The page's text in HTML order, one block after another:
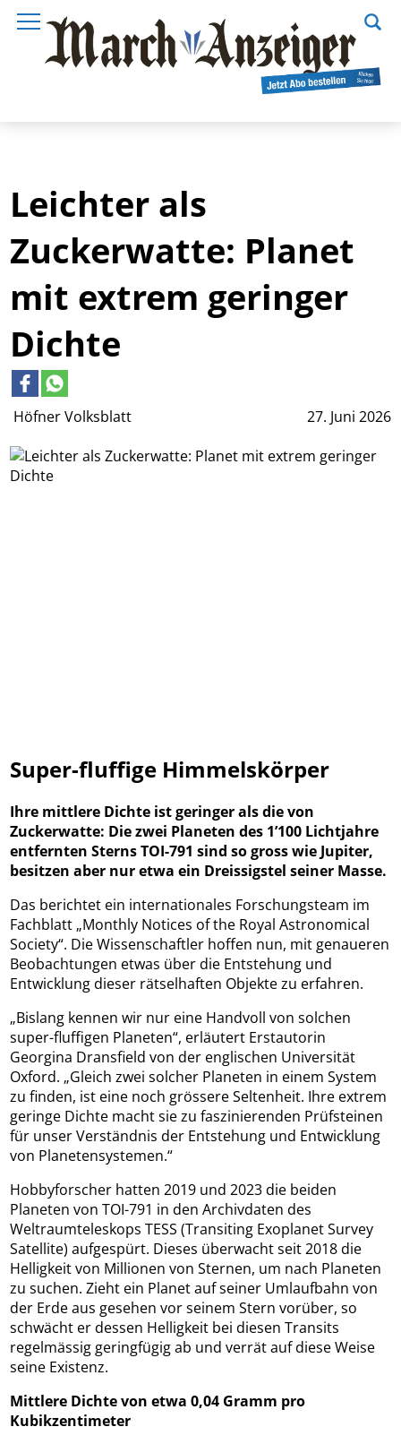
Höfner Volksblatt 27. Juni 2026
Leichter als
Zuckerwatte: Planet
mit extrem geringer
Dichte
Super-fluffige Himmelskörper
Ihre mittlere Dichte ist geringer als die von
Zuckerwatte: Die zwei Planeten des 1’100 Lichtjahre
entfernten Sterns TOI-791 sind so gross wie Jupiter,
besitzen aber nur etwa ein Dreissigstel seiner Masse.
Das berichtet ein internationales Forschungsteam im
Fachblatt „Monthly Notices of the Royal Astronomical
Society“. Die Wissenschaftler hoffen nun, mit genaueren
Beobachtungen etwas über die Entstehung und
Entwicklung dieser rätselhaften Objekte zu erfahren.
„Bislang kennen wir nur eine Handvoll von solchen
super-fluffigen Planeten“, erläutert Erstautorin
Georgina Dransfield von der englischen Universität
Oxford. „Gleich zwei solcher Planeten in einem System
zu finden, ist eine noch grössere Seltenheit. Ihre extrem
geringe Dichte macht sie zu faszinierenden Prüfsteinen
für unser Verständnis der Entstehung und Entwicklung
von Planetensystemen.“
Hobbyforscher hatten 2019 und 2023 die beiden
Planeten von TOI-791 in den Archivdaten des
Weltraumteleskops TESS (Transiting Exoplanet Survey
Satellite) aufgespürt. Dieses überwacht seit 2018 die
Helligkeit von Millionen von Sternen, um nach Planeten
zu suchen. Zieht ein Planet auf seiner Umlaufbahn von
der Erde aus gesehen vor seinem Stern vorüber, so
schwächt er dessen Helligkeit bei diesen Transits
regelmässig geringfügig ab und verrät auf diese Weise
seine Existenz.
Mittlere Dichte von etwa 0,04 Gramm pro
Kubikzentimeter